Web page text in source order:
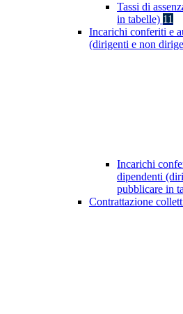
Tassi di
in tabelle) 11
Incarichi conferiti e
(dirigenti e non
Incarichi
dipendenti
pubblicare in
Contrattazione